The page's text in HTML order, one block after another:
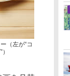
（左が“コ